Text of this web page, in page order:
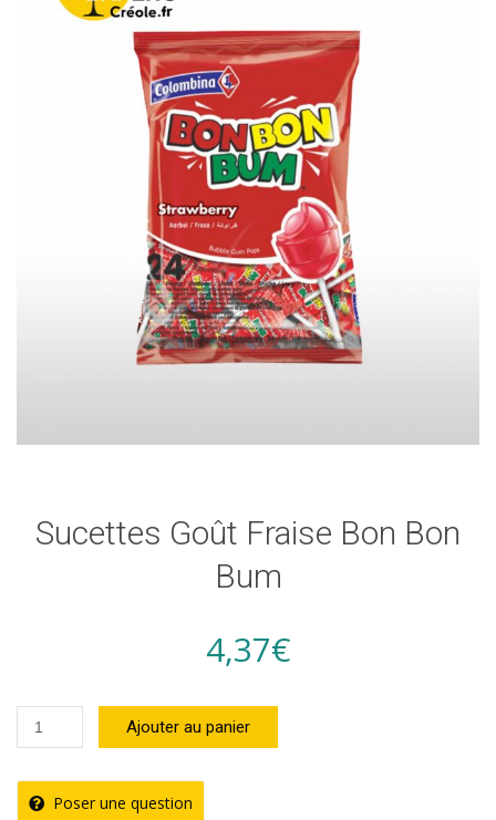
Sucettes Goût Fraise Bon Bon
Bum
4,37€
quantité
de
Sucettes
Ajouter au panier
Poser une question